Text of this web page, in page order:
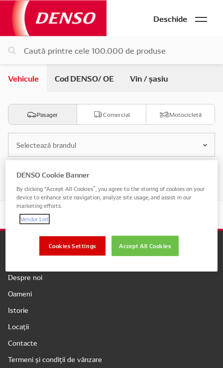
Deschide
Vehicule Cod DENSO/ OE Vin / șasiu
Pasager Comercial Motocicletă
Selectează brandul
Selectează modelul
Companie
Despre noi
Oameni
Istorie
Locații
Contacte
Termeni și condiții de vânzare
DENSO Cookie Banner
By clicking “Accept All Cookies”, you agree to the storing of cookies on your
device to enhance site navigation, analyze site usage, and assist in our
marketing efforts.
Vendor List
Accept All Cookies
Cookies Settings